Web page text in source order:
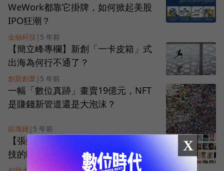
WeWork都靠它掛牌，如何掀起美股
IPO狂潮？
金融科技 | 5 年前
【簡立峰專欄】新創「一卡皮箱」式
出海為何行不通了？
創新創業 | 5 年前
一幅「數位真跡」畫賣19億元，NFT
是賺錢新管道還是大泡沫？
區塊鏈 | 5 年前
【張鐵志專欄】Wired，如何在反科
技的時代做一本科技雜誌？
X